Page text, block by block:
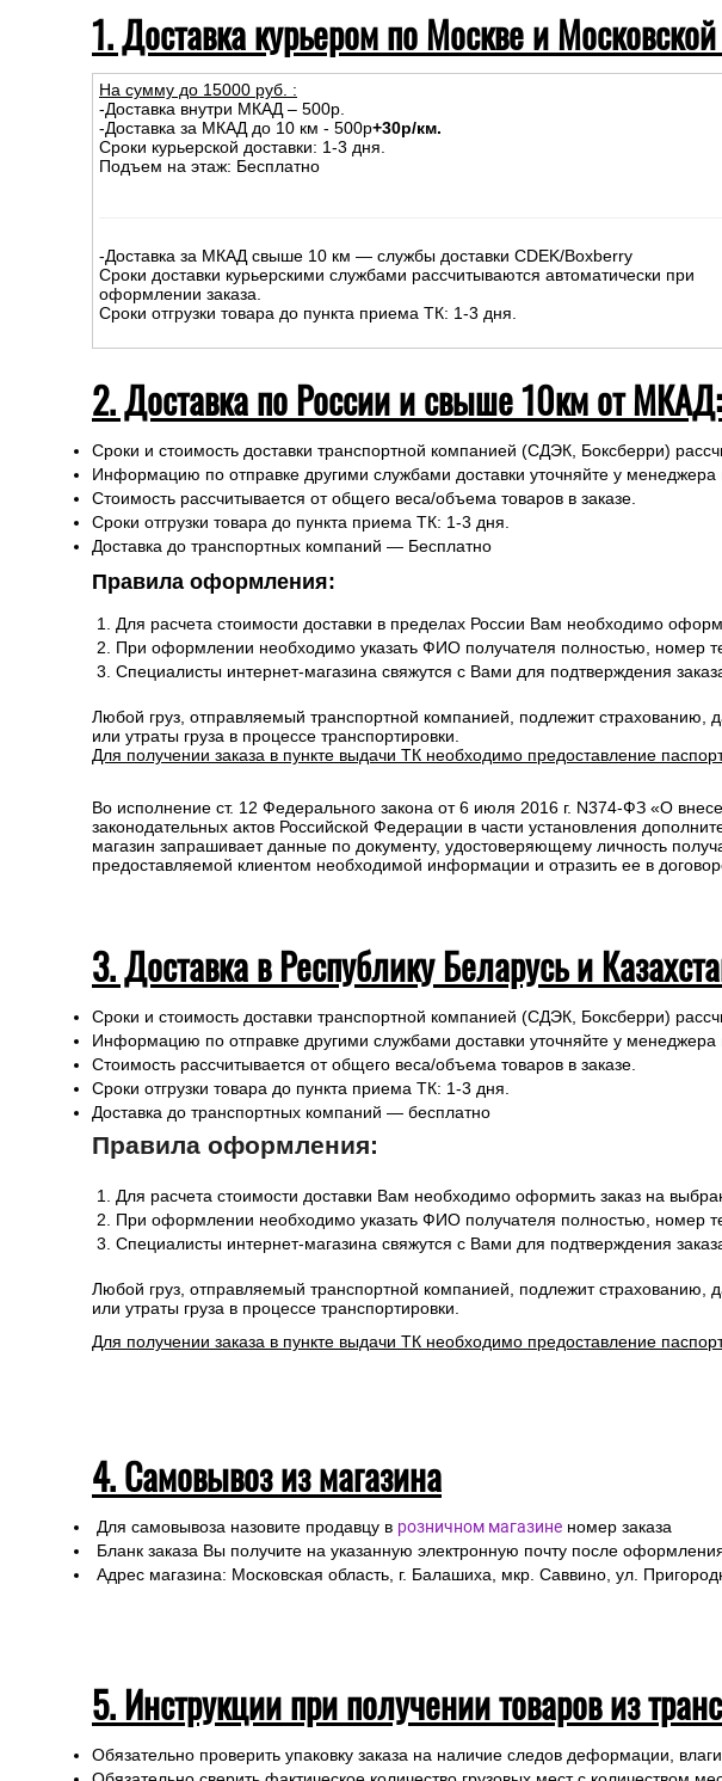
1. Доставка курьером по Москве и
На сумму до 15000 руб. :
-Доставка внутри МКАД – 500р.
-Доставка за МКАД до 10 км - 500р+30р/км.
Сроки курьерской доставки: 1-3 дня.
Подъем на этаж: Бесплатно
-Доставка за МКАД свыше 10 км — службы доставки CDEK/Boxberry
Сроки доставки курьерскими службами рассчитываются автоматически при
оформлении заказа.
Сроки отгрузки товара до пункта приема ТК: 1-3 дня.
2. Доставка по России и свыше 10км от МКАД:
Сроки и стоимость доставки транспортной компанией (СДЭК, Боксберри)
Информацию по отправке другими службами доставки уточняйте у
Стоимость рассчитывается от общего веса/объема товаров в заказе.
Сроки отгрузки товара до пункта приема ТК: 1-3 дня.
Доставка до транспортных компаний — Бесплатно
Правила оформления:
Для расчета стоимости доставки в пределах России Вам необходимо
При оформлении необходимо указать ФИО получателя полностью, номер
Специалисты интернет-магазина свяжутся с Вами для подтверждения
Любой груз, отправляемый транспортной компанией, подлежит
или утраты груза в процессе транспортировки.
Для получении заказа в пункте выдачи ТК необходимо предоставление
Во исполнение ст. 12 Федерального закона от 6 июля 2016 г. N374-ФЗ «О
законодательных актов Российской Федерации в части установления
магазин запрашивает данные по документу, удостоверяющему личность
предоставляемой клиентом необходимой информации и отразить ее в
3. Доставка в Республику Беларусь и
Сроки и стоимость доставки транспортной компанией (СДЭК, Боксберри)
Информацию по отправке другими службами доставки уточняйте у
Стоимость рассчитывается от общего веса/объема товаров в заказе.
Сроки отгрузки товара до пункта приема ТК: 1-3 дня.
Доставка до транспортных компаний — бесплатно
Правила оформления:
Для расчета стоимости доставки Вам необходимо оформить заказ на
При оформлении необходимо указать ФИО получателя полностью, номер
Специалисты интернет-магазина свяжутся с Вами для подтверждения
Любой груз, отправляемый транспортной компанией, подлежит
или утраты груза в процессе транспортировки.
Для получении заказа в пункте выдачи ТК необходимо предоставление
4. Самовывоз из магазина
Для самовывоза назовите продавцу в розничном магазине номер заказа
Бланк заказа Вы получите на указанную электронную почту после оформления
Адрес магазина: Московская область, г. Балашиха, мкр. Саввино, ул.
5. Инструкции при получении товаров из
Обязательно проверить упаковку заказа на наличие следов деформации,